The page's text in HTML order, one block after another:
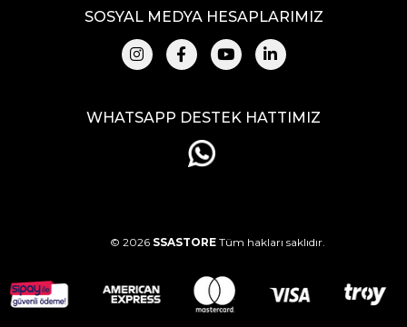
SOSYAL MEDYA HESAPLARIMIZ
WHATSAPP DESTEK HATTIMIZ
© 2026 SSASTORE Tüm hakları saklıdır.